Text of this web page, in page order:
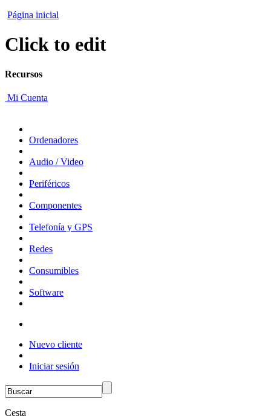
Página inicial
Click to edit
Recursos
Mi Cuenta
Ordenadores
Audio / Video
Periféricos
Componentes
Telefonía y GPS
Redes
Consumibles
Software
Nuevo cliente
Iniciar sesión
Cesta